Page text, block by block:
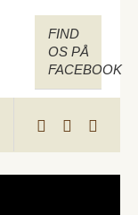
FIND
OS PÅ
FACEBOOK